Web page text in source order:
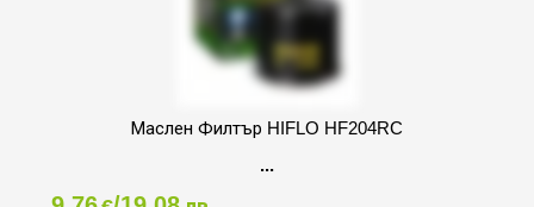
Маслен Филтър HIFLO HF204RC